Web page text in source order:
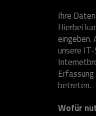
Ihre
Hierbei
eingeben.
unsere
betreten.
Wofür